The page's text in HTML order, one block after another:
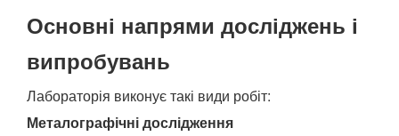
Основні напрями досліджень і
випробувань
Лабораторія виконує такі види робіт:
Металографічні дослідження